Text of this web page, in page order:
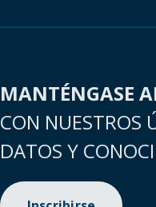
MANTÉNGASE
CON NUESTROS
DATOS Y